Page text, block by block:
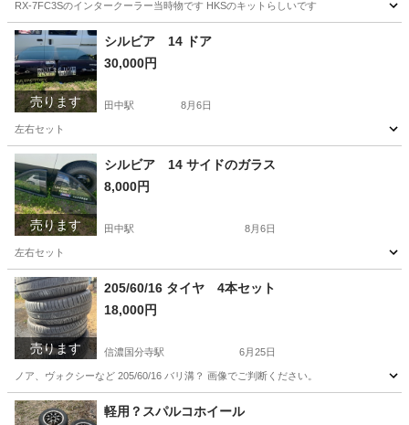
RX-7FC3Sのインタークーラー当時物です HKSのキットらしいです
長野 上田市 田中駅 パーツ
売ります
シルビア 14 ドア
30,000円
田中駅 8月6日
左右セット
長野 東御市 田中駅 パーツ ドア
売ります
シルビア 14 サイドのガラス
8,000円
田中駅 8月6日
左右セット
長野 東御市 パーツ ガラス
売ります
205/60/16 タイヤ 4本セット
18,000円
信濃国分寺駅 6月25日
ノア、ヴォクシーなど 205/60/16 バリ溝？ 画像でご判断ください。
長野 上田市 信濃国分寺駅 タイヤ、ホイール
軽用？スパルコホイール